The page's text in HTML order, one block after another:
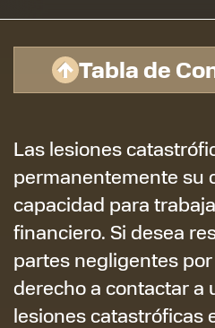
Tabla de
Las lesiones
permanentemente su
capacidad para
financiero. Si desea
partes negligentes
derecho a contactar a
lesiones catastróficas